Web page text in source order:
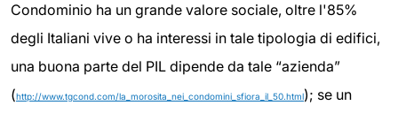
Condominio ha un grande valore sociale, oltre l'85%
degli Italiani vive o ha interessi in tale tipologia di edifici,
una buona parte del PIL dipende da tale “azienda”
(http://www.tgcond.com/la_morosita_nei_condomini_sfiora_il_50.html); se un